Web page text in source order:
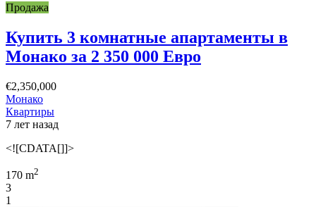
Продажа
Купить 3 комнатные апартаменты в
Монако за 2 350 000 Евро
€2,350,000
Монако
Квартиры
7 лет назад
<![CDATA[]]>
170 m2
3
1